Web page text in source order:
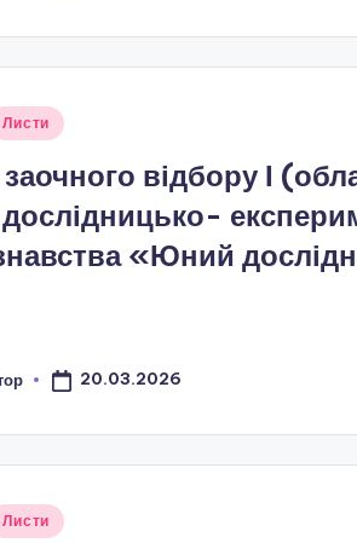
н
ь
к
о
о
л
Листи
відбору І
«Юний
20.03.2026
Листи